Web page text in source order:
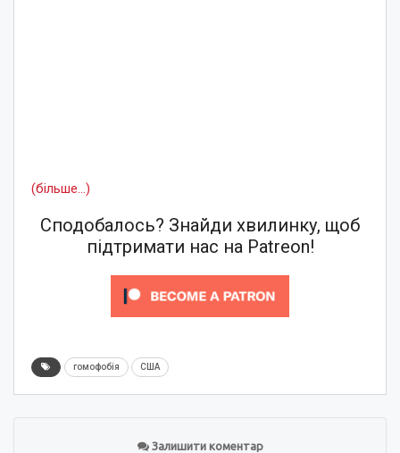
(більше…)
Сподобалось? Знайди хвилинку, щоб
підтримати нас на Patreon!
гомофобія США
Залишити коментар